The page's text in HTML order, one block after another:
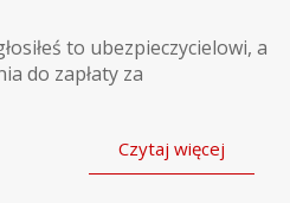
to ubezpieczycielowi, a
do zapłaty za
Czytaj więcej